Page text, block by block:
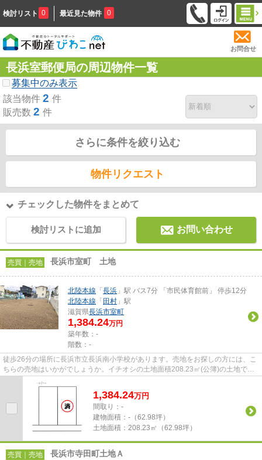
検討リスト 0 最近見た物件 0
お問合せ
長浜室郵便局の周辺物件一覧
募集中のみ表示
該当物件 2 件
販売数 2 件
さらに条件を絞り込む
物件リクエスト
チェックした物件をまとめて
検討リストに追加 お問い合わせ
売買｜売地 長浜市室町 土地
北陸本線 「 長浜 」駅 バス7分 「市民体育館前」 停歩12分
北陸本線 「 田村 」駅
滋賀県長浜市室町
1,384.24万円
築年数：-
階数：-
徒歩26分の場所に長浜市立長浜南小学校があります。売地をお探しの方には、こ
ちらの売地はいかがでしょうか。イチオシの土地面積208.23㎡(公簿)の土地で
1,384.24万円
間取り：-
建物面積： -（62.98坪）
土地面積： 208.23㎡（62.98坪）
売買｜売地 長浜市寺田町土地Ａ